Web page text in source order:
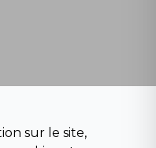
sur le site,